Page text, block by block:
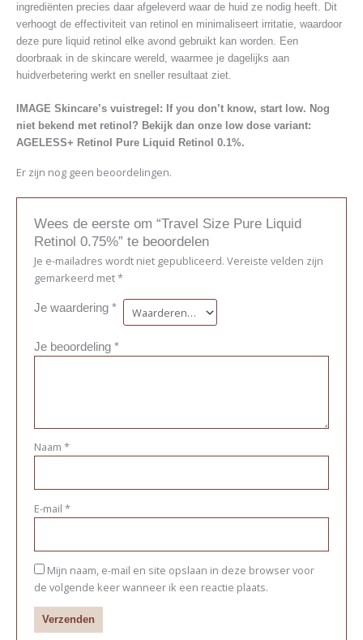
ingrediënten precies daar afgeleverd waar de huid ze nodig heeft. Dit
verhoogt de effectiviteit van retinol en minimaliseert irritatie, waardoor
deze pure liquid retinol elke avond gebruikt kan worden. Een
doorbraak in de skincare wereld, waarmee je dagelijks aan
huidverbetering werkt en sneller resultaat ziet.
IMAGE Skincare’s vuistregel: If you don’t know, start low. Nog
niet bekend met retinol? Bekijk dan onze low dose variant:
AGELESS+ Retinol Pure Liquid Retinol 0.1%.
Er zijn nog geen beoordelingen.
Wees de eerste om “Travel Size Pure Liquid
Retinol 0.75%” te beoordelen
Je e-mailadres wordt niet gepubliceerd. Vereiste velden zijn
gemarkeerd met*
Je waardering *
Je beoordeling *
Naam *
E-mail *
Mijn naam, e-mail en site opslaan in deze browser voor
de volgende keer wanneer ik een reactie plaats.